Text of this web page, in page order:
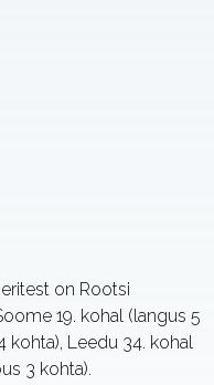
on Rootsi
19. kohal (langus 5
kohta), Leedu 34. kohal
3 kohta).